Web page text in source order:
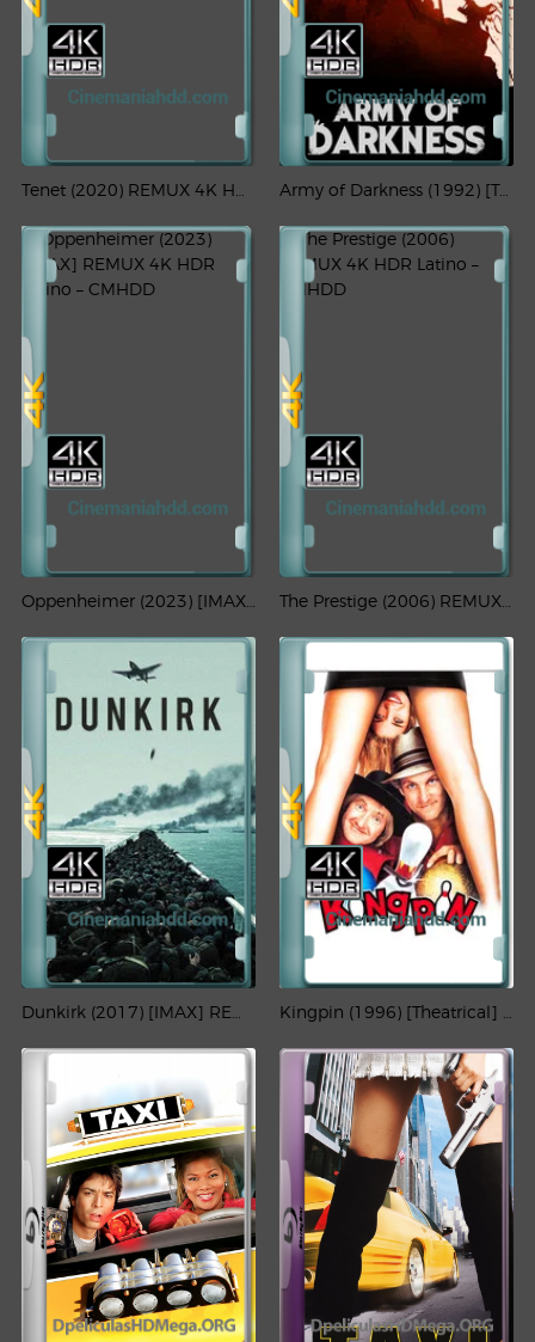
Army of Darkness (1992) [Theatrical Cut] REMUX 4K HDR Latino – CMHDD